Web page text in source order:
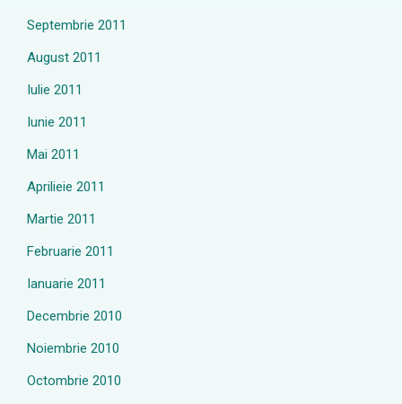
Septembrie 2011
August 2011
Iulie 2011
Iunie 2011
Mai 2011
Aprilieie 2011
Martie 2011
Februarie 2011
Ianuarie 2011
Decembrie 2010
Noiembrie 2010
Octombrie 2010